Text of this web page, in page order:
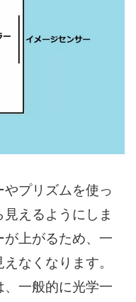
プリズムを使っ
えるようにしま
上がるため、一
なくなります。
、一般的に光学一